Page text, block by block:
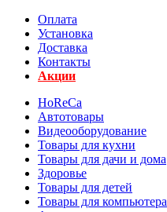
Оплата
Установка
Доставка
Контакты
Акции
HoReCa
Автотовары
Видеооборудование
Товары для кухни
Товары для дачи и дома
Здоровье
Товары для детей
Товары для компьютера